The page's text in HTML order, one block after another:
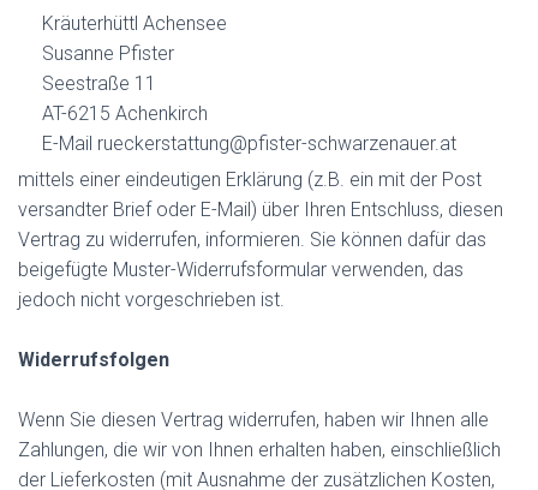
Kräuterhüttl Achensee
Susanne Pfister
Seestraße 11
AT-6215 Achenkirch
E-Mail rueckerstattung@pfister-schwarzenauer.at
mittels einer eindeutigen Erklärung (z.B. ein mit der Post
versandter Brief oder E-Mail) über Ihren Entschluss, diesen
Vertrag zu widerrufen, informieren. Sie können dafür das
beigefügte Muster-Widerrufsformular verwenden, das
jedoch nicht vorgeschrieben ist.
Widerrufsfolgen
Wenn Sie diesen Vertrag widerrufen, haben wir Ihnen alle
Zahlungen, die wir von Ihnen erhalten haben, einschließlich
der Lieferkosten (mit Ausnahme der zusätzlichen Kosten,